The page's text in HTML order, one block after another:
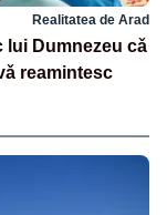
Realitatea de Arad
lui Dumnezeu cǎ
reamintesc